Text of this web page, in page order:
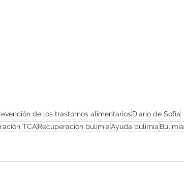
de los trastornos alimentariosDiario de Sofía
TCARecuperación bulimiaAyuda bulimia Bulimia